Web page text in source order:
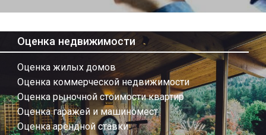
Оценка недвижимости
Оценка жилых домов
Оценка коммерческой недвижимости
Оценка рыночной стоимости квартир
Оценка гаражей и машиномест
Оценка арендной ставки